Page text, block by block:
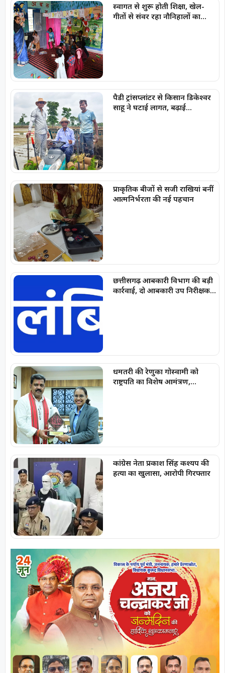
स्वागत से शुरू होती शिक्षा, खेल-
गीतों से संवर रहा नौनिहालों का
पैडी ट्रांसप्लांटर से किसान डिकेश्वर
साहू ने घटाई लागत, बढ़ाई
प्राकृतिक बीजों से सजी राखियां बनीं
आत्मनिर्भरता की नई पहचान
छत्तीसगढ़ आबकारी विभाग की बड़ी
कार्रवाई, दो आबकारी उप निरीक्षक
धमतरी की रेणुका गोस्वामी को
राष्ट्रपति का विशेष आमंत्रण,
कांग्रेस नेता प्रकाश सिंह कश्यप की
हत्या का खुलासा, आरोपी गिरफ्तार